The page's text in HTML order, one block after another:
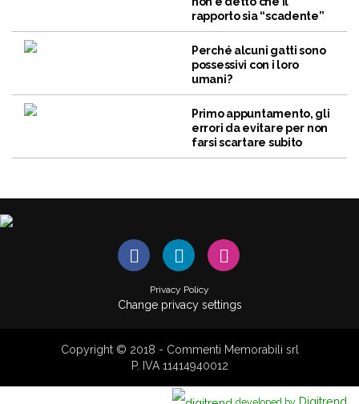
rapporto sia “scadente”
Perché alcuni gatti sono
possessivi con i loro
umani?
Primo appuntamento, gli
errori da evitare per non
farsi scartare subito
Privacy Policy
Change privacy settings
Copyright © 2018 - Commenti Memorabili srl
P. IVA 11414940012